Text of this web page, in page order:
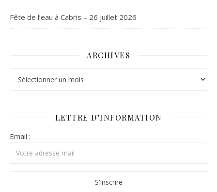
Fête de l’eau à Cabris – 26 juillet 2026
ARCHIVES
LETTRE D’INFORMATION
Email :